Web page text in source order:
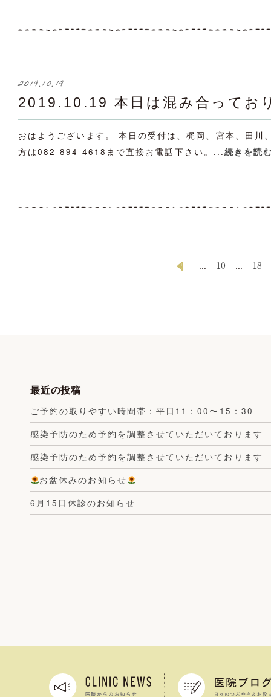
2019.10.19
2019.10.19 本日は混み合ってお
おはようございます。 本日の受付は、梶岡、宮本、田
方は082-894-4618まで直接お電話下さい。...続きを読
10 18
最近の投稿
ご予約の取りやすい時間帯：平日11：00〜15：30
感染予防のため予約を調整させていただいております
感染予防のため予約を調整させていただいております
お盆休みのお知らせ
6月15日休診のお知らせ